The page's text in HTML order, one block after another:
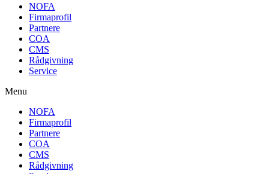
NOFA
Firmaprofil
Partnere
COA
CMS
Rådgivning
Service
Menu
NOFA
Firmaprofil
Partnere
COA
CMS
Rådgivning